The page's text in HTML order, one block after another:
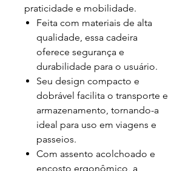
praticidade e mobilidade.
Feita com materiais de alta
qualidade, essa cadeira
oferece segurança e
durabilidade para o usuário.
Seu design compacto e
dobrável facilita o transporte e
armazenamento, tornando-a
ideal para uso em viagens e
passeios.
Com assento acolchoado e
encosto ergonômico, a